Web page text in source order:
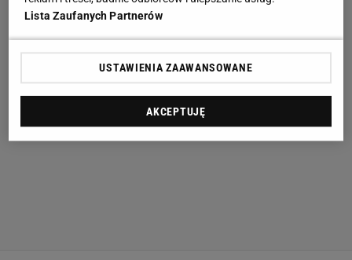
Lista Zaufanych Partnerów
USTAWIENIA ZAAWANSOWANE
AKCEPTUJĘ